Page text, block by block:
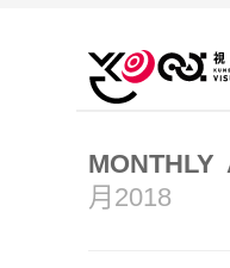
MONTHLY
月2018